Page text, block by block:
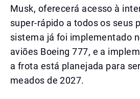
Musk, oferecerá acesso à
super-rápido a todos os seus
sistema já foi implementado
aviões Boeing 777, e a
a frota está planejada para
meados de 2027.